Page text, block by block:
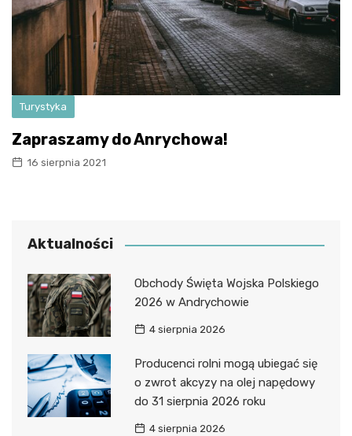
Turystyka
Zapraszamy do Anrychowa!
16 sierpnia 2021
Aktualności
Obchody Święta Wojska Polskiego
2026 w Andrychowie
4 sierpnia 2026
Producenci rolni mogą ubiegać się
o zwrot akcyzy na olej napędowy
do 31 sierpnia 2026 roku
4 sierpnia 2026